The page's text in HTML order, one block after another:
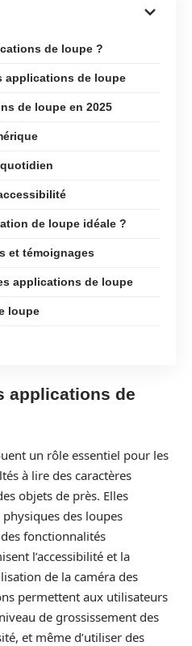
de loupe ?
applications de loupe
de loupe en 2025
de loupe idéale ?
et témoignages
applications de loupe
loupe
applications de
un rôle essentiel pour les
à lire des caractères
objets de près. Elles
des loupes
fonctionnalités
l’accessibilité et la
de la caméra des
permettent aux utilisateurs
de grossissement des
et même d’utiliser des